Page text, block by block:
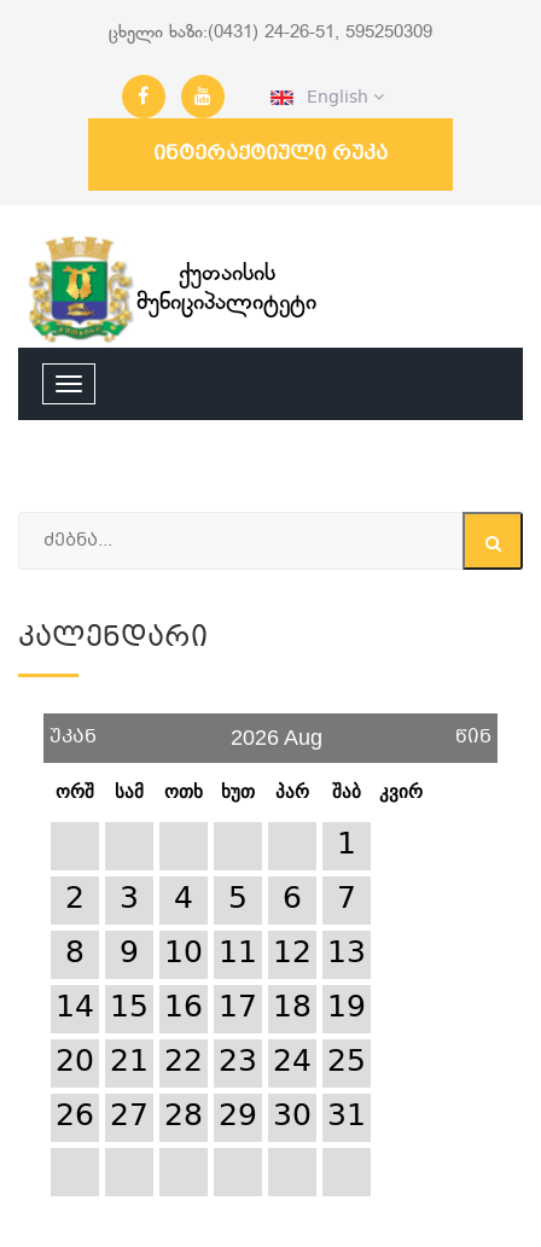
ცხელი ხაზი:(0431) 24-26-51, 595250309
English
ინტერაქტიული რუკა
ქუთაისის
მუნიციპალიტეტი
Კალენდარი
უკან 2026 Aug წინ
ორშ სამ ოთხ ხუთ პარ შაბ კვირ
1
2
3 4 5 6
7
8
9 10 11 12 13
14 15 16 17 18 19
20 21 22 23 24 25
26 27 28 29 30 31